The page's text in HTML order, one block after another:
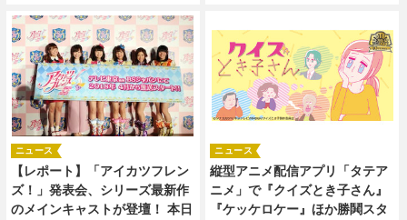
【レポート】「アイカツフレン
ズ！」発表会、シリーズ最新作
のメインキャストが登壇！ 本日
ニュース
縦型アニメ配信アプリ「タテア
ニメ」で『クイズとき子さん』
『ケッケロケー』ほか勝鬨スタ
ニュース